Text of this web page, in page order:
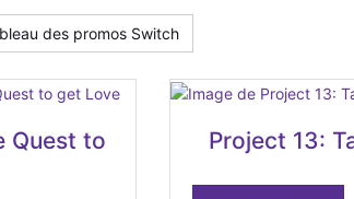
des promos Switch
Quest to
Project 13: